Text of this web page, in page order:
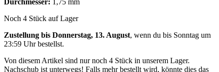
Noch 4 Stück auf Lager
Zustellung bis Donnerstag, 13. August, wenn du bis Sonntag um
23:59 Uhrbestellst.
Von diesem Artikel sind nur noch 4 Stück in unserem Lager.
Nachschub ist unterwegs! Falls mehr bestellt wird, könnte dies das